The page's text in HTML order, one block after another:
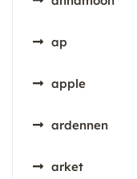
ap
apple
ardennen
arket